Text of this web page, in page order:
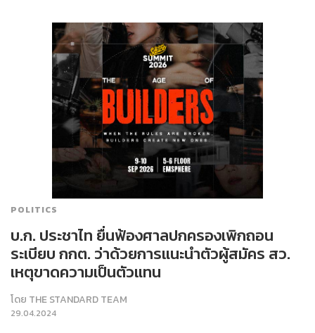
POLITICS
บ.ก. ประชาไท ยื่นฟ้องศาลปกครองเพิกถอน
ระเบียบ กกต. ว่าด้วยการแนะนำตัวผู้สมัคร สว.
เหตุขาดความเป็นตัวแทน
โดย THE STANDARD TEAM
29.04.2024